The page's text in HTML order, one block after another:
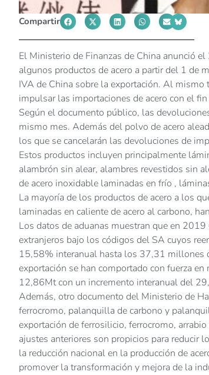
Compartir
El Ministerio de Finanzas de China anunció
algunos productos de acero a partir del 1 de
IVA de China sobre la exportación. Al
impulsar las importaciones de acero con el
Según el documento público, las
mismo mes. Además del polvo de acero
los que se cancelarán las devoluciones de
Estos productos incluyen principalmente
alambrón sin alear, alambres revestidos sin
de acero inoxidable laminadas en frío ,
La mayoría de los productos de acero a los
laminadas en caliente de acero al carbono,
Los datos de aduanas muestran que en
extranjeros bajo los códigos del SA cuyos
15,58% interanual hasta los 37,31 millones
exportación se han comportado con fuerza
12,86Mt con un incremento interanual del
Además, otro documento del Ministerio de
ferrocromo, palanquilla de carbono y
exportación de ferrosilicio, ferrocromo,
ajustes anteriores son propicios para reducir
la reducción nacional en la producción de
promover la transformación y mejora de la